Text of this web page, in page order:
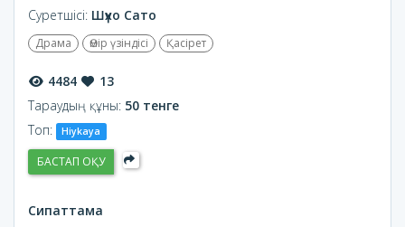
Суретшісі: Шүхо Сато
Драма Өмір үзіндісі Қасірет
4484
13
Тараудың құны: 50 тенге
Топ:
Hiykaya
БАСТАП ОҚУ
Сипаттама